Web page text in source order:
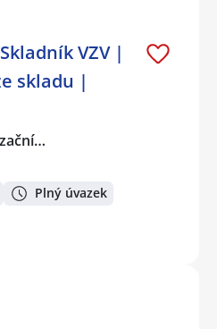
VZV |
skladu |
Plný úvazek